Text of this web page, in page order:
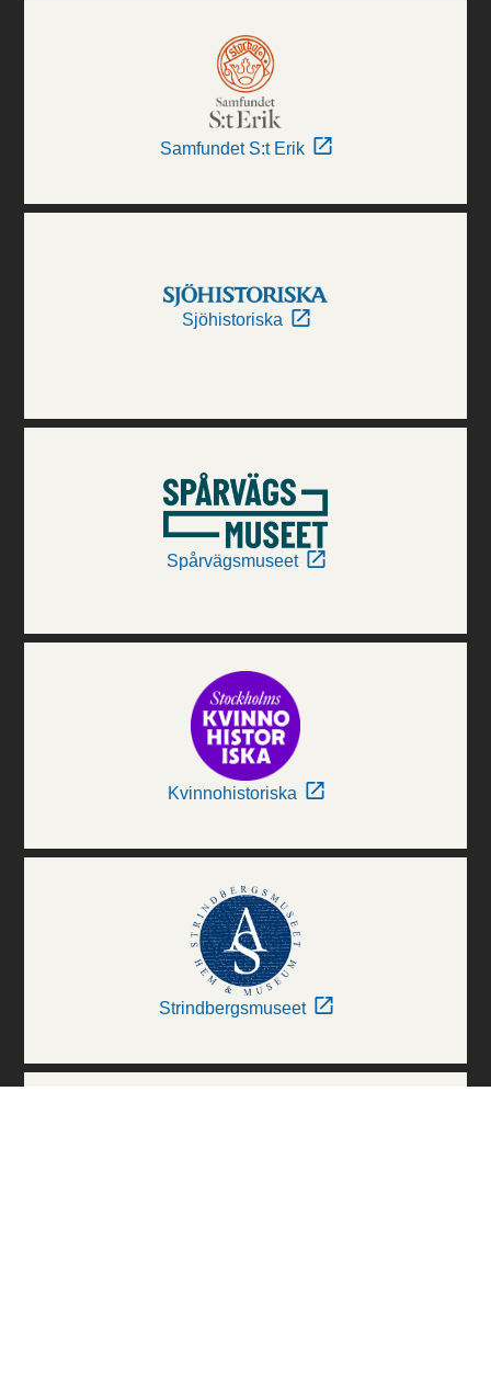
Samfundet S:t Erik
Sjöhistoriska
Spårvägsmuseet
Kvinnohistoriska
Strindbergsmuseet